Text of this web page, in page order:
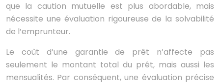
que la caution mutuelle est plus abordable, mais
nécessite une évaluation rigoureuse de la solvabilité
de l’emprunteur.
Le coût d’une garantie de prêt n’affecte pas
seulement le montant total du prêt, mais aussi les
mensualités. Par conséquent, une évaluation précise